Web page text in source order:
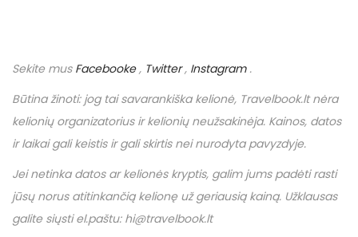
Sekite mus Facebooke, Twitter, Instagram.
Būtina žinoti: jog tai savarankiška kelionė, Travelbook.ltnėra
kelionių organizatorius ir kelionių neužsakinėja. Kainos, datos
ir laikai gali keistis ir gali skirtis nei nurodyta pavyzdyje.
Jei netinka datos ar kelionės kryptis, galim jums padėti rasti
jūsų norus atitinkančią kelionę už geriausią kainą. Užklausas
galite siųsti el.paštu: hi@travelbook.lt